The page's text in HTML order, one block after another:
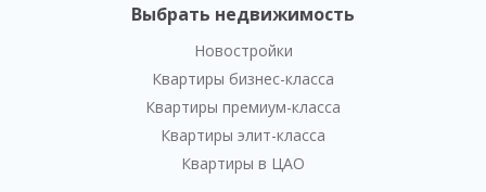
Выбрать недвижимость
Новостройки
Квартиры бизнес-класса
Квартиры премиум-класса
Квартиры элит-класса
Квартиры в ЦАО